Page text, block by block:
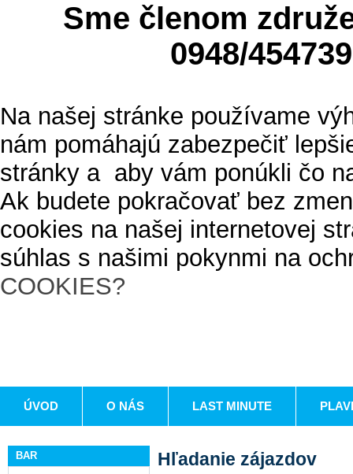
Sme členom
0948/
Na našej stránke používame
nám pomáhajú zabezpečiť
stránky a aby vám ponúkli čo
Ak budete pokračovať bez
cookies na našej internetovej
súhlas s našimi pokynmi na
COOKIES?
ÚVOD O NÁS LAST MINUTE
BAR Hľadanie zájazdov